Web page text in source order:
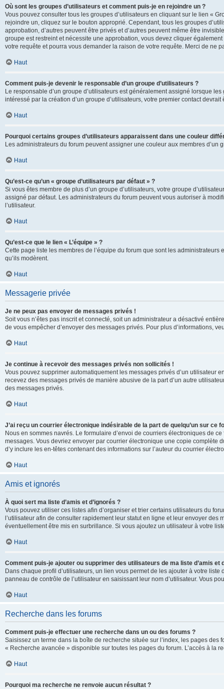
Où sont les groupes d’utilisateurs et comment puis-je en rejoindre un ?
Vous pouvez consulter tous les groupes d’utilisateurs en cliquant sur le lien «
rejoindre un, cliquez sur le bouton approprié. Cependant, tous les groupes
approbation, d’autres peuvent être privés et d’autres peuvent même être
groupe est restreint et nécessite une approbation, vous devez cliquer
votre requête et pourra vous demander la raison de votre requête. Merci de ne
Haut
Comment puis-je devenir le responsable d’un groupe d’utilisateurs ?
Le responsable d’un groupe d’utilisateurs est généralement assigné lorsque
intéressé par la création d’un groupe d’utilisateurs, votre premier contact
Haut
Pourquoi certains groupes d’utilisateurs apparaissent dans une couleur
Les administrateurs du forum peuvent assigner une couleur aux membres d’un
Haut
Qu’est-ce qu’un « groupe d’utilisateurs par défaut » ?
Si vous êtes membre de plus d’un groupe d’utilisateurs, votre groupe
assigné par défaut. Les administrateurs du forum peuvent vous autoriser à
l’utilisateur.
Haut
Qu’est-ce que le lien « L’équipe » ?
Cette page liste les membres de l’équipe du forum que sont les
qu’ils modèrent.
Haut
Messagerie privée
Je ne peux pas envoyer de messages privés !
Soit vous n’êtes pas inscrit et connecté, soit un administrateur a désactivé
de vous empêcher d’envoyer des messages privés. Pour plus d’informations,
Haut
Je continue à recevoir des messages privés non sollicités !
Vous pouvez supprimer automatiquement les messages privés d’un utilisateur
recevez des messages privés de manière abusive de la part d’un autre
des messages privés.
Haut
J’ai reçu un courrier électronique indésirable de la part de quelqu’un sur ce
Nous en sommes navrés. Le formulaire d’envoi de courriers électroniques de
messages. Vous devriez envoyer par courrier électronique une copie complète
d’y inclure les en-têtes contenant des informations sur l’auteur du courrier
Haut
Amis et ignorés
À quoi sert ma liste d’amis et d’ignorés ?
Vous pouvez utiliser ces listes afin d’organiser et trier certains utilisateurs du
l’utilisateur afin de consulter rapidement leur statut en ligne et leur envoyer
éventuellement être mis en surbrillance. Si vous ajoutez un utilisateur à votre
Haut
Comment puis-je ajouter ou supprimer des utilisateurs de ma liste d’amis et
Dans chaque profil d’utilisateurs, un lien vous permet de les ajouter à votre
panneau de contrôle de l’utilisateur en saisissant leur nom d’utilisateur. Vous
Haut
Recherche dans les forums
Comment puis-je effectuer une recherche dans un ou des forums ?
Saisissez un terme dans la boîte de recherche située sur l’index, les pages
« Recherche avancée » disponible sur toutes les pages du forum. L’accès à la
Haut
Pourquoi ma recherche ne renvoie aucun résultat ?